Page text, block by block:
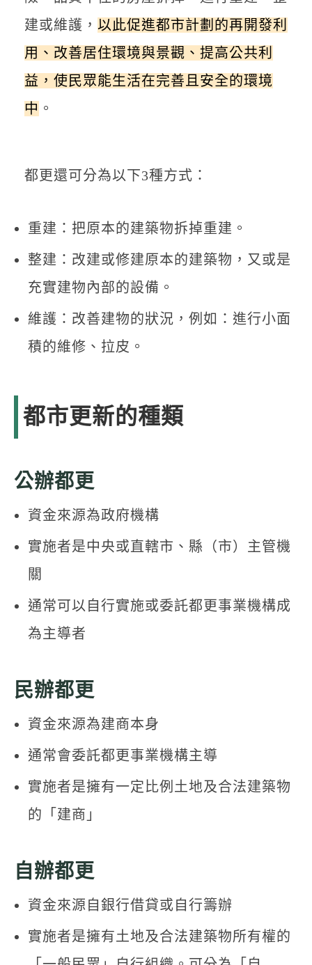
建或維護， 以此促進都市計劃的再開發利
用、改善居住環境與景觀、提高公共利
益，使民眾能生活在完善且安全的環境
中 。
都更還可分為以下3種方式：
重建：把原本的建築物拆掉重建。
整建：改建或修建原本的建築物，又或是
充實建物內部的設備。
維護：改善建物的狀況，例如：進行小面
積的維修、拉皮。
都市更新的種類
公辦都更
資金來源為政府機構
實施者是中央或直轄市、縣（市）主管機
關
通常可以自行實施或委託都更事業機構成
為主導者
民辦都更
資金來源為建商本身
通常會委託都更事業機構主導
實施者是擁有一定比例土地及合法建築物
的「建商」
自辦都更
資金來源自銀行借貸或自行籌辦
實施者是擁有土地及合法建築物所有權的